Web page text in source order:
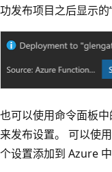
功发布项目之后显示的
也可以使用命令面板
来发布设置。 可以使
个设置添加到 Azure